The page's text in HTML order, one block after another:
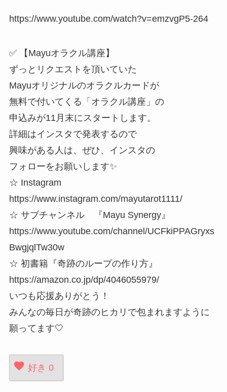
https://www.youtube.com/watch?v=emzvgP5-264
✅ 【Mayuオラクル講座】
ずっとリクエストを頂いていた
Mayuオリジナルのオラクルカードが
無料で付いてくる「オラクル講座」の
申込みが11月末にスタートします。
詳細はインスタで発表するので
興味がある人は、ぜひ、インスタの
フォローをお願いします✨
☆ Instagram
https://www.instagram.com/mayutarot1111/
☆ サブチャンネル 『Mayu Synergy』
https://www.youtube.com/channel/UCFkiPPAGryxs
BwgjqlTw30w
☆ 初書籍『奇跡のループの作り方』
https://amazon.co.jp/dp/4046055979/
いつも応援ありがとう！
みんなの毎日が奇跡のヒカリで包まれますように
願ってます🤍
好き 0